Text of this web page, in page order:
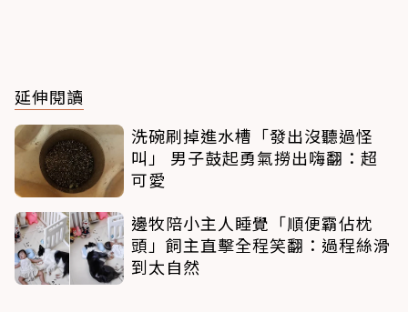
延伸閱讀
洗碗刷掉進水槽「發出沒聽過怪
叫」 男子鼓起勇氣撈出嗨翻：超
可愛
邊牧陪小主人睡覺「順便霸佔枕
頭」飼主直擊全程笑翻：過程絲滑
到太自然